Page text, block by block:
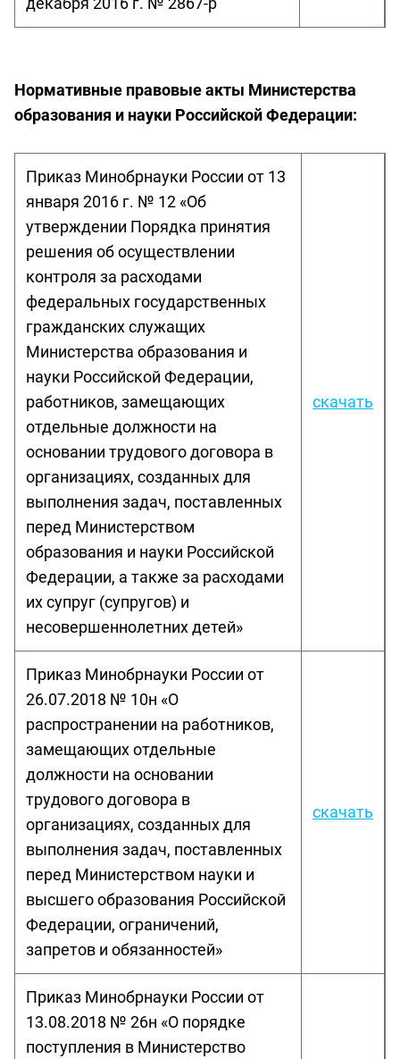
Нормативные правовые акты Министерства
образования и науки Российской Федерации:
Приказ Минобрнауки России от 13
января 2016 г. № 12 «Об
утверждении Порядка принятия
решения об осуществлении
контроля за расходами
федеральных государственных
гражданских служащих
Министерства образования и
науки Российской Федерации,
работников, замещающих
отдельные должности на
основании трудового договора в
организациях, созданных для
выполнения задач, поставленных
перед Министерством
образования и науки Российской
Федерации, а также за расходами
их супруг (супругов) и
несовершеннолетних детей»
скачать
Приказ Минобрнауки России от
26.07.2018 № 10н «О
распространении на работников,
замещающих отдельные
должности на основании
трудового договора в
организациях, созданных для
выполнения задач, поставленных
перед Министерством науки и
высшего образования Российской
Федерации, ограничений,
запретов и обязанностей»
скачать
Приказ Минобрнауки России от
13.08.2018 № 26н «О порядке
поступления в Министерство